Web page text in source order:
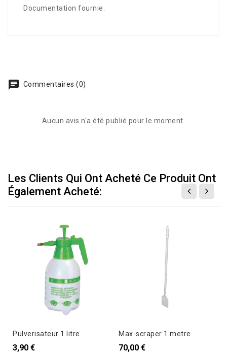
Documentation fournie.
Commentaires (0)
Aucun avis n'a été publié pour le moment.
Les Clients Qui Ont Acheté Ce Produit Ont
Également Acheté:
Pulverisateur 1 litre
3,90 €
Max-scraper 1 metre
70,00 €